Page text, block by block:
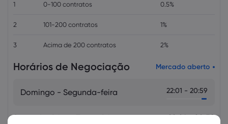
1 0-100 contratos 0.5%
2 101-200 contratos 1%
3 Acima de 200 contratos 2%
Horários de Negociação Mercado aberto
Domingo - Segunda-feira 22:01 - 20:59
Segunda-feira - Terça-feira 22:01 - 20:59